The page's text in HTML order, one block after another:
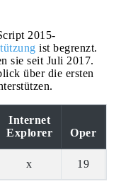
2015-
ist begrenzt.
sie seit Juli 2017.
über die ersten
Internet
Explorer
Oper
x 19